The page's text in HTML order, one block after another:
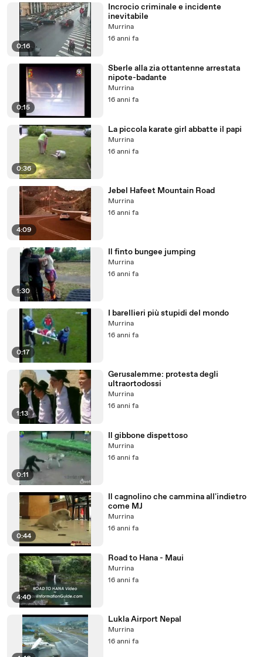
0:16
Incrocio criminale e incidente
inevitabile
Murrina
16 anni fa
0:15
Sberle alla zia ottantenne arrestata
nipote-badante
Murrina
16 anni fa
0:36
La piccola karate girl abbatte il papi
Murrina
16 anni fa
4:09
Jebel Hafeet Mountain Road
Murrina
16 anni fa
1:30
Il finto bungee jumping
Murrina
16 anni fa
0:17
I barellieri più stupidi del mondo
Murrina
16 anni fa
1:13
Gerusalemme: protesta degli
ultraortodossi
Murrina
16 anni fa
0:11
Il gibbone dispettoso
Murrina
16 anni fa
0:44
Il cagnolino che cammina all'indietro
come MJ
Murrina
16 anni fa
4:40
Road to Hana - Maui
Murrina
16 anni fa
Lukla Airport Nepal
Murrina
16 anni fa